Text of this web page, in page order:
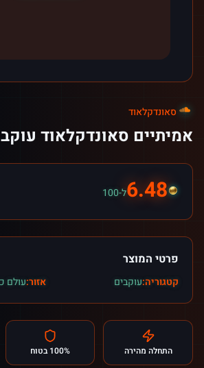
סאונדקלאוד
אמיתיים סאונדקלאוד
6.48ל-100
פרטי המוצר
קטגוריה:עוקבים אזור:עולם
התחלה מהירה 100% בטוח